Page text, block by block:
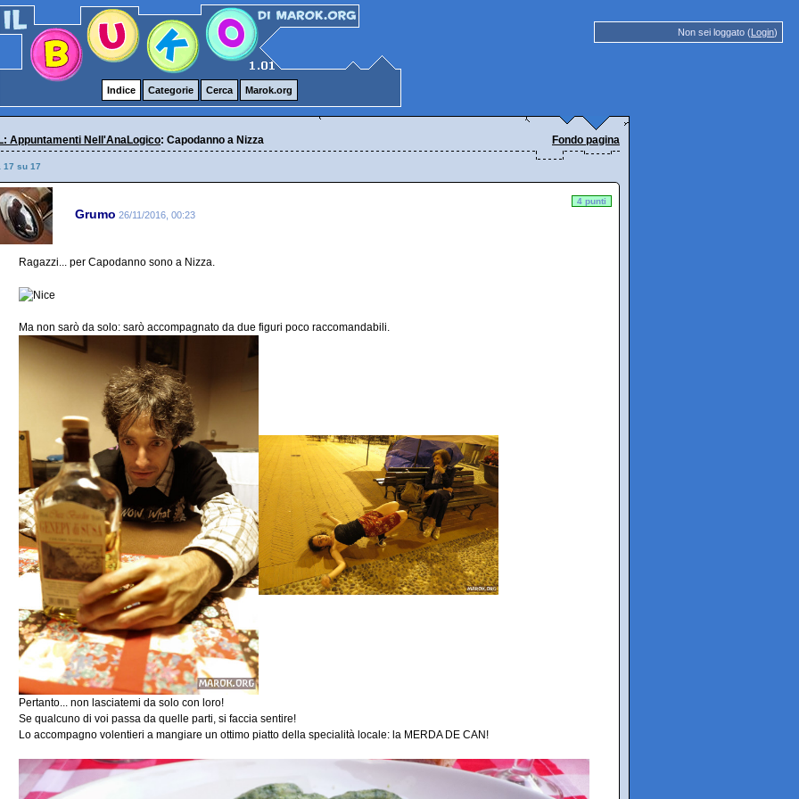
Non sei loggato (Login)
Indice Categorie Cerca Marok.org
Appuntamenti Nell'AnaLogico: Capodanno a Nizza Fondo pagina
17 su 17
Grumo 26/11/2016, 00:23
4 punti
Ragazzi... per Capodanno sono a Nizza.
Ma non sarò da solo: sarò accompagnato da due figuri poco raccomandabili.
Pertanto... non lasciatemi da solo con loro!
Se qualcuno di voi passa da quelle parti, si faccia sentire!
Lo accompagno volentieri a mangiare un ottimo piatto della specialità locale: la MERDA DE CAN!